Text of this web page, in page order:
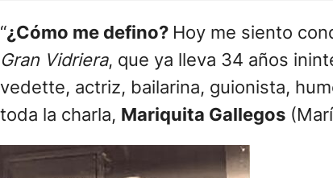
“¿Cómo me defino? Hoy me siento
Gran Vidriera, que ya lleva 34 años
vedette, actriz, bailarina, guionista,
toda la charla, Mariquita Gallegos